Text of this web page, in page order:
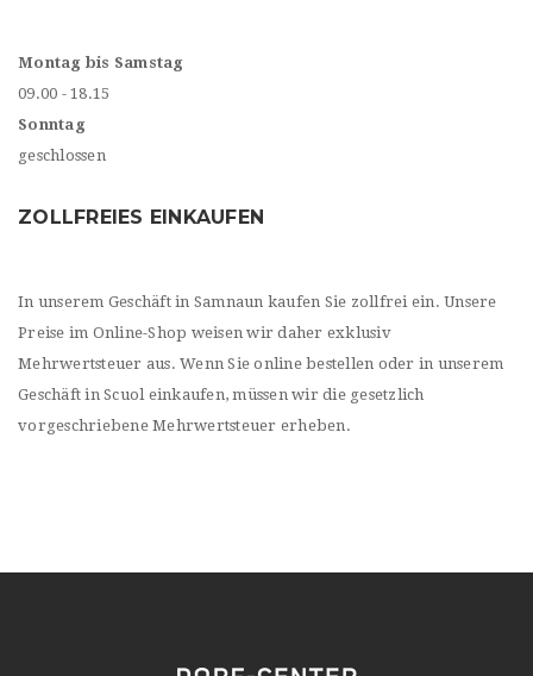
Montag bis Samstag
09.00 - 18.15
Sonntag
geschlossen
ZOLLFREIES EINKAUFEN
In unserem Geschäft in Samnaun kaufen Sie zollfrei ein. Unsere
Preise im Online-Shop weisen wir daher exklusiv
Mehrwertsteuer aus. Wenn Sie online bestellen oder in unserem
Geschäft in Scuol einkaufen, müssen wir die gesetzlich
vorgeschriebene Mehrwertsteuer erheben.